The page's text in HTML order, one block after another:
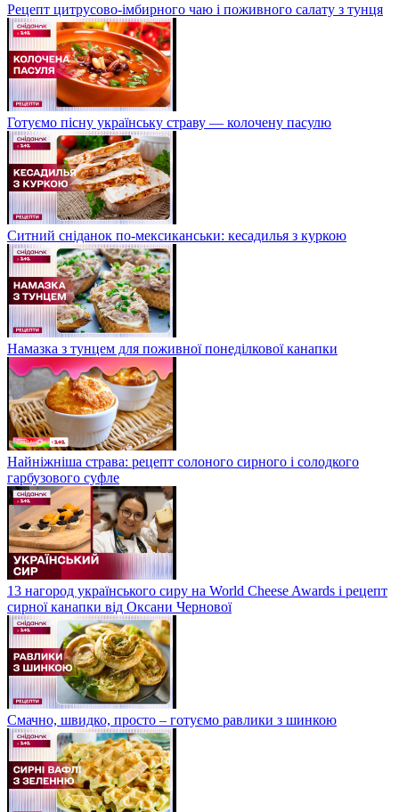
Рецепт цитрусово-імбирного чаю і поживного салату з тунця
Готуємо пісну українську страву — колочену пасулю
Ситний сніданок по-мексиканськи: кесадилья з куркою
Намазка з тунцем для поживної понеділкової канапки
Найніжніша страва: рецепт солоного сирного і солодкого
гарбузового суфле
13 нагород українського сиру на World Cheese Awards і рецепт
сирної канапки від Оксани Чернової
Смачно, швидко, просто – готуємо равлики з шинкою